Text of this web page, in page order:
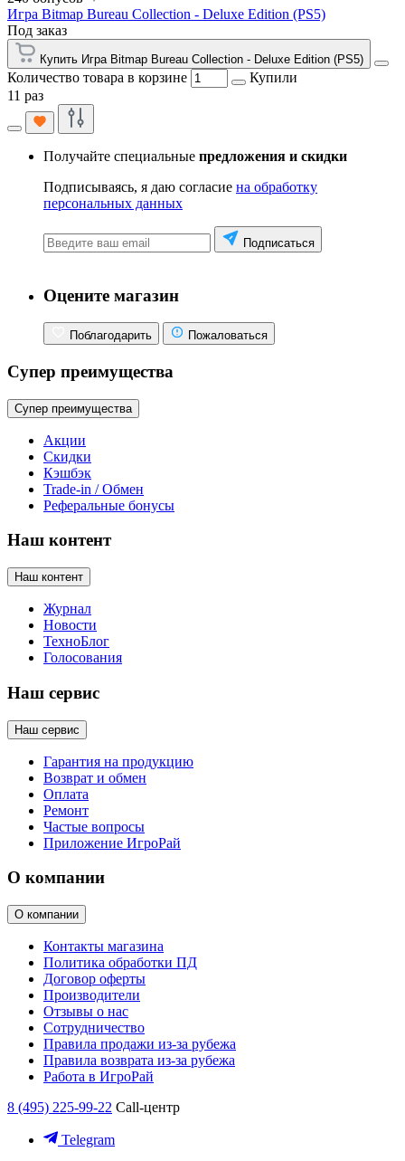
Игра Bitmap Bureau Collection - Deluxe Edition (PS5)
Под заказ
Купить Игра Bitmap Bureau Collection - Deluxe Edition (PS5)
Количество товара в корзине
Купили
11 раз
Получайте специальные предложения и скидки
Подписываясь, я даю согласие на обработку
персональных данных
Подписаться
Оцените магазин
Поблагодарить Пожаловаться
Супер преимущества
Супер преимущества
Акции
Скидки
Кэшбэк
Trade-in / Обмен
Реферальные бонусы
Наш контент
Наш контент
Журнал
Новости
ТехноБлог
Голосования
Наш сервис
Наш сервис
Гарантия на продукцию
Возврат и обмен
Оплата
Ремонт
Частые вопросы
Приложение ИгроРай
О компании
О компании
Контакты магазина
Политика обработки ПД
Договор оферты
Производители
Отзывы о нас
Сотрудничество
Правила продажи из-за рубежа
Правила возврата из-за рубежа
Работа в ИгроРай
8 (495) 225-99-22 Call-центр
Telegram